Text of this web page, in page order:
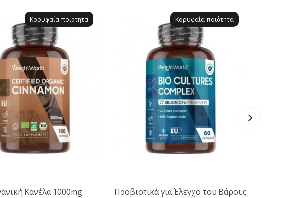
Κορυφαία ποιότητα
Κανέλα 1000mg
Κορυφαία ποιότητα
Προβιοτικά για Έλεγχο του Βάρους